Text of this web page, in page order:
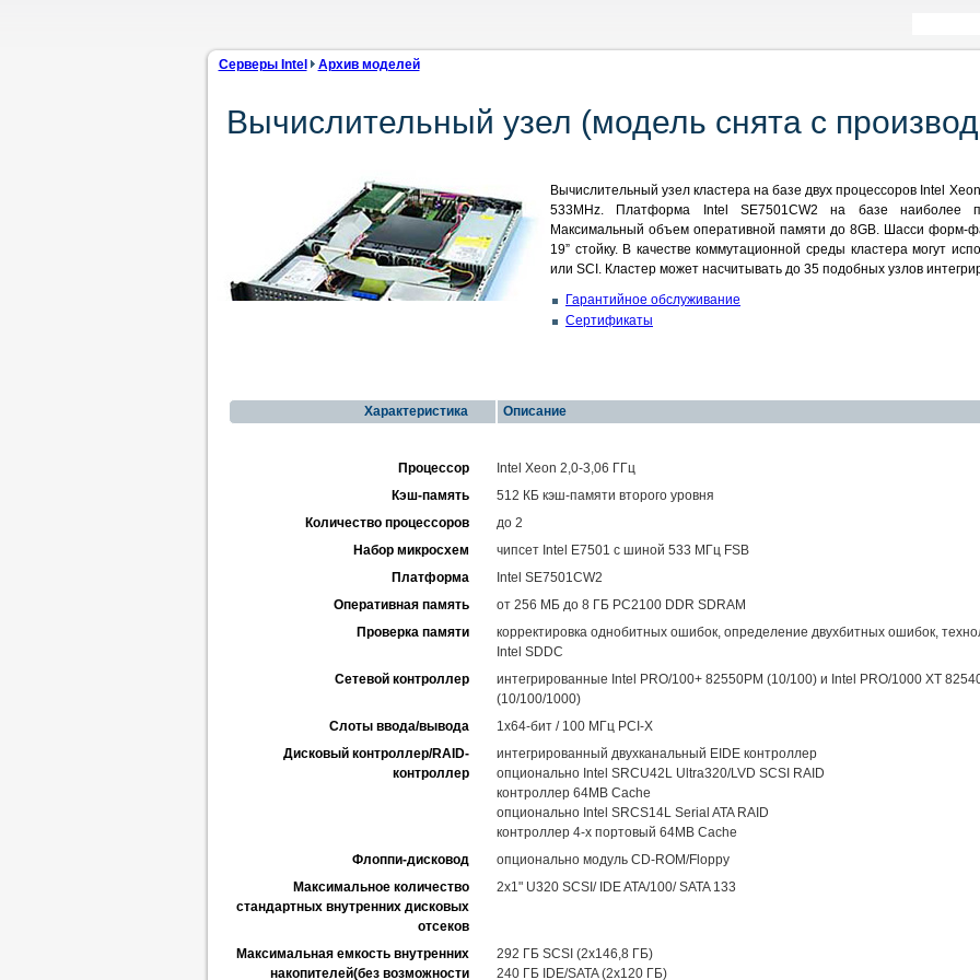
Серверы Intel Архив моделей
Вычислительный узел (модель снята с
Вычислительный узел кластера на базе двух процессоров Intel
533MHz. Платформа Intel SE7501CW2 на базе наиболее
Максимальный объем оперативной памяти до 8GB. Шасси форм-
19” стойку. В качестве коммутационной среды кластера могут
или SCI. Кластер может насчитывать до 35 подобных узлов
Гарантийное обслуживание
Сертификаты
Характеристика Описание
Процессор
Intel Xeon 2,0-3,06 ГГц
Кэш-память
512 КБ кэш-памяти второго уровня
Количество процессоров
до 2
Набор микросхем
чипсет Intel E7501 с шиной 533 МГц FSB
Платформа
Intel SE7501CW2
Оперативная память
от 256 МБ до 8 ГБ PC2100 DDR SDRAM
Проверка памяти
корректировка однобитных ошибок, определение двухбитных ошибок,
Intel SDDC
Сетевой контроллер
интегрированные Intel PRO/100+ 82550PM (10/100) и Intel PRO/1000 XT
(10/100/1000)
Слоты ввода/вывода
1х64-бит / 100 МГц PCI-X
Дисковый контроллер/RAID-
контроллер
интегрированный двухканальный EIDE контроллер
опционально Intel SRCU42L Ultra320/LVD SCSI RAID
контроллер 64MB Cache
опционально Intel SRCS14L Serial ATA RAID
контроллер 4-х портовый 64MB Cache
Флоппи-дисковод
опционально модуль CD-ROM/Floppy
Максимальное количество
стандартных внутренних дисковых
отсеков
2x1" U320 SCSI/ IDE ATA/100/ SATA 133
Максимальная емкость внутренних
накопителей(без возможности
292 ГБ SCSI (2x146,8 ГБ)
240 ГБ IDE/SATA (2x120 ГБ)